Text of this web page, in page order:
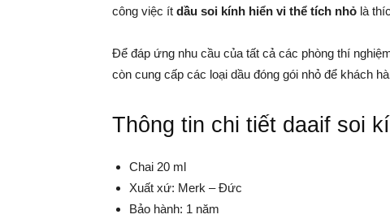
công việc ít dầu soi kính hiển vi thể tích nhỏ là
Để đáp ứng nhu cầu của tất cả các phòng thí
còn cung cấp các loại dầu đóng gói nhỏ để khách
Thông tin chi tiết daaif soi
Chai 20 ml
Xuất xứ: Merk – Đức
Bảo hành: 1 năm